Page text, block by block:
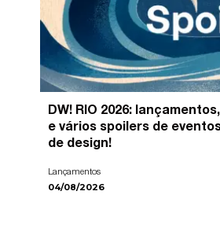
DW! RIO 2026:
e vários spoilers de
de design!
Lançamentos
04/08/2026